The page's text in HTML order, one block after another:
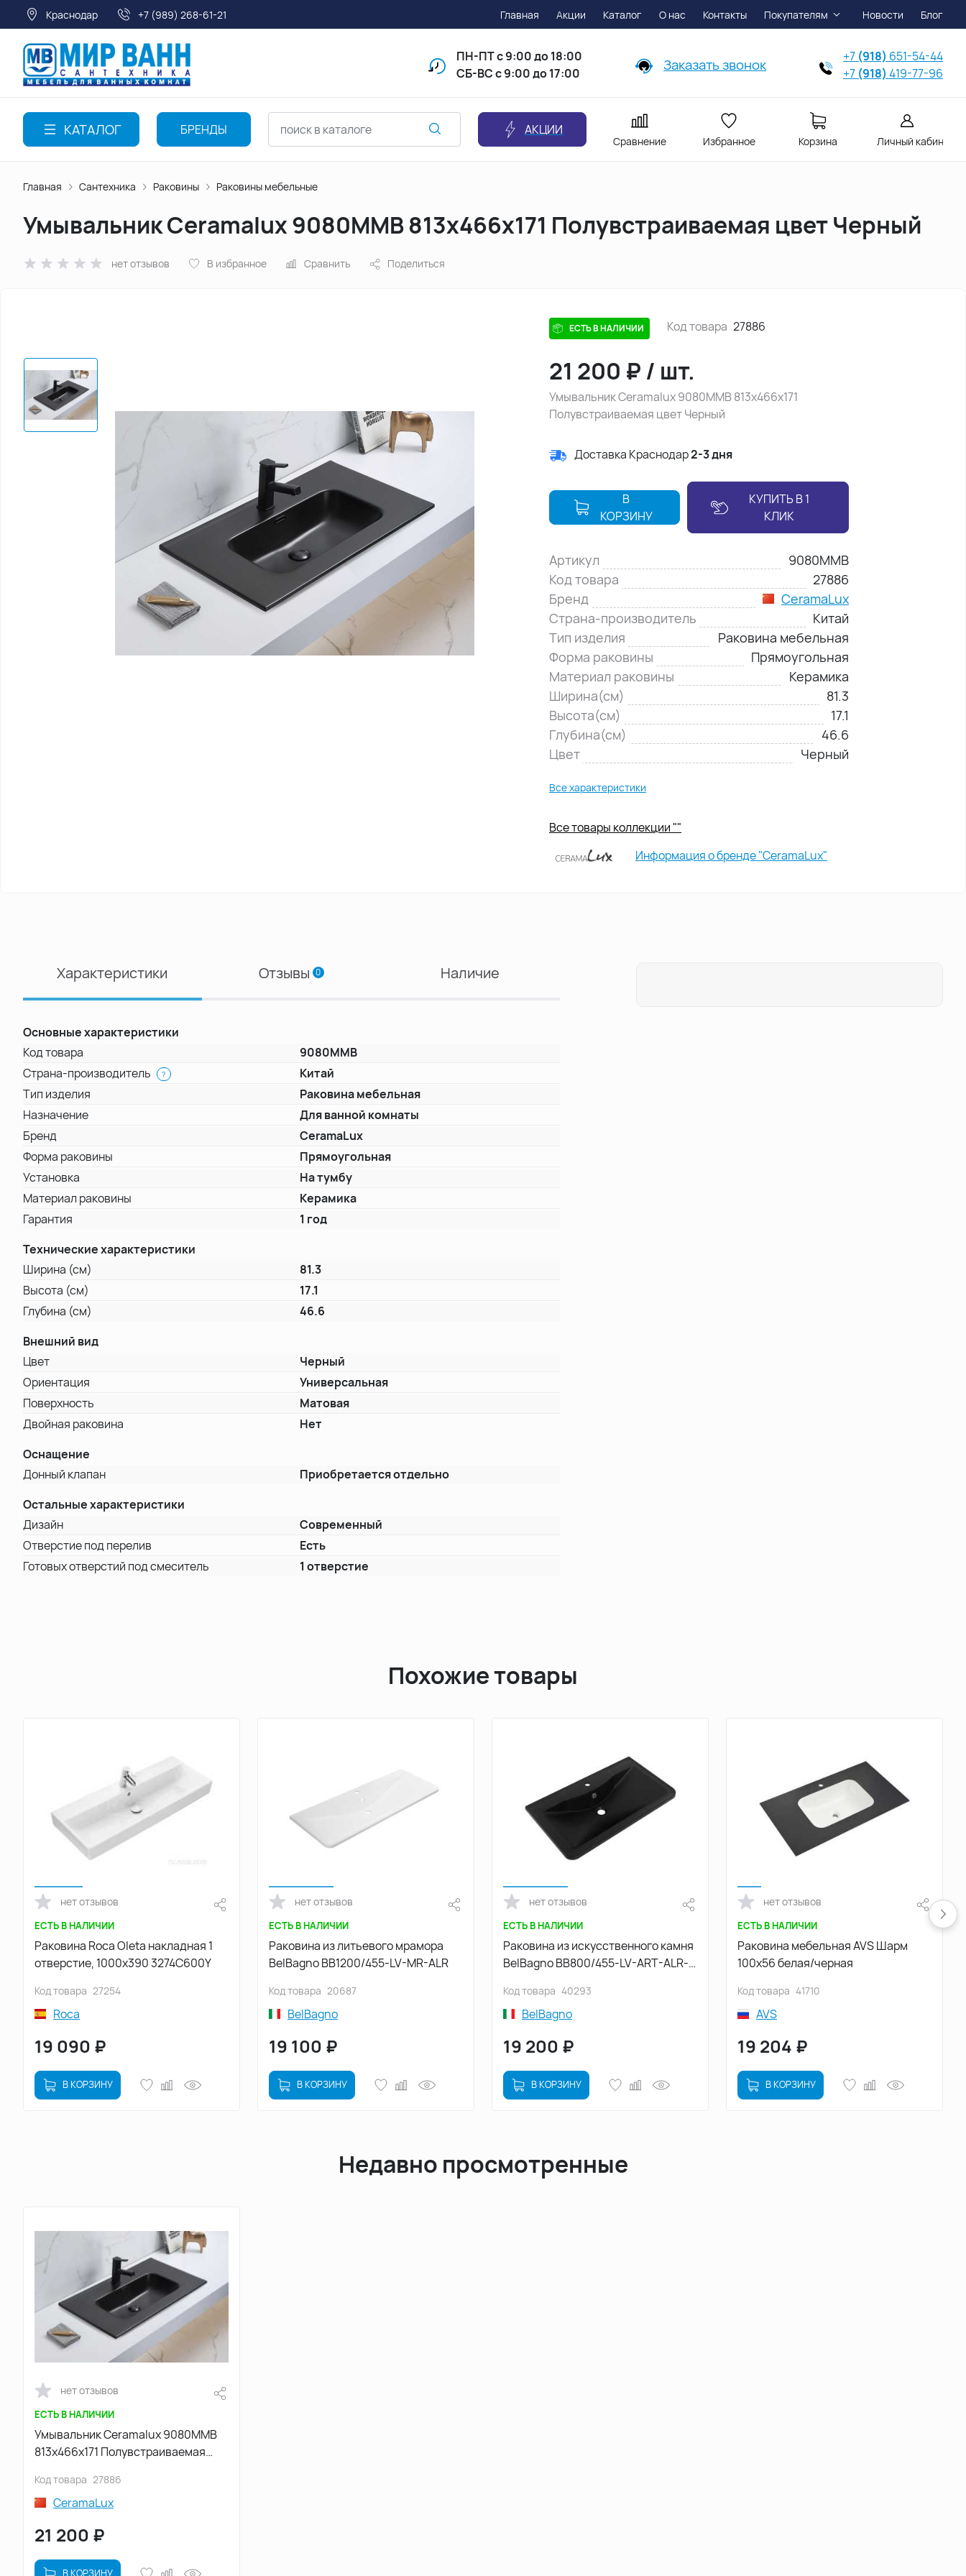
Краснодар +7 (989) 268-61-21 Главная Акции Каталог О нас Контакты Покупателям Новости Блог
ПН-ПТс 9:00 до 18:00
СБ-ВС с 9:00 до 17:00
Заказать звонок +7 (918) 651-54-44
+7 (918) 419-77-96
КАТАЛОГ БРЕНДЫ АКЦИИ
Сравнение Избранное Корзина Личный кабинет
Главная Сантехника Раковины Раковины мебельные
Умывальник Ceramalux 9080MMB 813х466х171 Полувстраиваемая цвет Черный
нет отзывов В избранное Сравнить Поделиться
ЕСТЬ В НАЛИЧИИ Код товара 27886
21 200 ₽ / шт.
Умывальник Ceramalux 9080MMB 813х466х171
Полувстраиваемая цвет Черный
Доставка Краснодар2-3 дня
В
КОРЗИНУ
КУПИТЬ В 1
КЛИК
Артикул
9080MMB
Код товара
27886
Бренд
CeramaLux
Страна-производитель
Китай
Тип изделия
Раковина мебельная
Форма раковины
Прямоугольная
Материал раковины
Керамика
Ширина(см)
81.3
Высота(см)
17.1
Глубина(см)
46.6
Цвет
Черный
Все характеристики
Все товары коллекции ""
Информация о бренде "CeramaLux"
Характеристики Отзывы 0 Наличие
Основные характеристики
Код товара
9080MMB
Страна-производитель
?
Китай
Тип изделия
Раковина мебельная
Назначение
Для ванной комнаты
Бренд
CeramaLux
Форма раковины
Прямоугольная
Установка
На тумбу
Материал раковины
Керамика
Гарантия
1 год
Технические характеристики
Ширина (см)
81.3
Высота (см)
17.1
Глубина (см)
46.6
Внешний вид
Цвет
Черный
Ориентация
Универсальная
Поверхность
Матовая
Двойная раковина
Нет
Оснащение
Донный клапан
Приобретается отдельно
Остальные характеристики
Дизайн
Современный
Отверстие под перелив
Есть
Готовых отверстий под смеситель
1 отверстие
Похожие товары
нет отзывов
ЕСТЬ В НАЛИЧИИ
Раковина Roca Oleta накладная 1
отверстие, 1000х390 3274C600Y
Код товара 27254
Roca
19 090 ₽
В КОРЗИНУ
нет отзывов
ЕСТЬ В НАЛИЧИИ
Раковина из литьевого мрамора
BelBagno BB1200/455-LV-MR-ALR
Код товара 20687
BelBagno
19 100 ₽
В КОРЗИНУ
нет отзывов
ЕСТЬ В НАЛИЧИИ
Раковина из искусственного камня
BelBagno BB800/455-LV-ART-ALR-
Код товара 40293
BelBagno
19 200 ₽
В КОРЗИНУ
нет отзывов
ЕСТЬ В НАЛИЧИИ
Раковина мебельная AVS Шарм
100x56 белая/черная
Код товара 41710
AVS
19 204 ₽
В КОРЗИНУ
Недавно просмотренные
нет отзывов
ЕСТЬ В НАЛИЧИИ
Умывальник Ceramalux 9080MMB
813х466х171 Полувстраиваемая
Код товара 27886
CeramaLux
21 200 ₽
В КОРЗИНУ